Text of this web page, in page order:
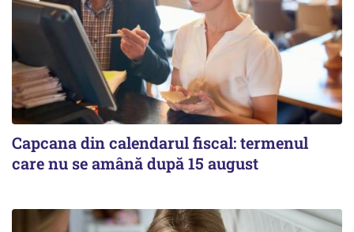
Capcana din calendarul fiscal: termenul
care nu se amână după 15 august